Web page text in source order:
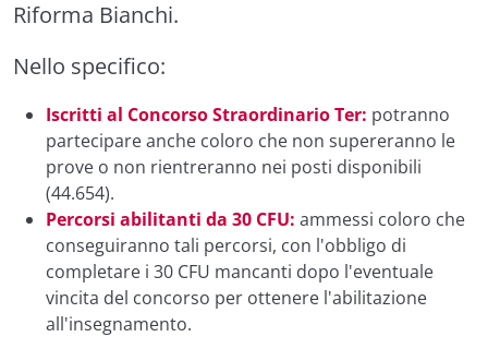
Riforma Bianchi.
Nello specifico:
Iscritti al Concorso Straordinario Ter: potranno
partecipare anche coloro che non supereranno le
prove o non rientreranno nei posti disponibili
(44.654).
Percorsi abilitanti da 30 CFU: ammessi coloro che
conseguiranno tali percorsi, con l'obbligo di
completare i 30 CFU mancanti dopo l'eventuale
vincita del concorso per ottenere l'abilitazione
all'insegnamento.